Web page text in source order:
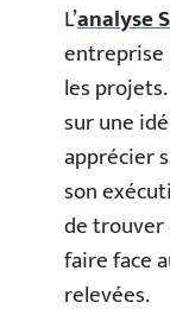
L’analyse
entreprise
les
sur une
apprécier
son
de trouver
faire face
relevées.